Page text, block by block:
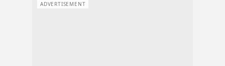
ADVERTISEMENT